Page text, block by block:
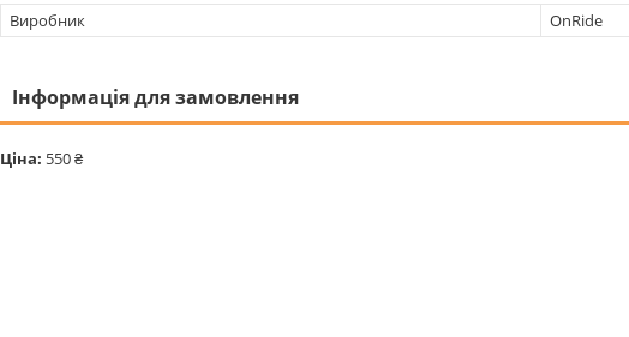
Виробник OnRide
Інформація для замовлення
Ціна: 550 ₴